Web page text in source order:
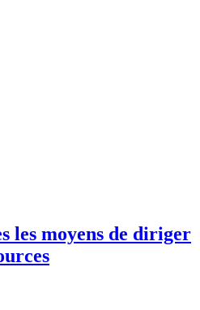
les moyens de diriger